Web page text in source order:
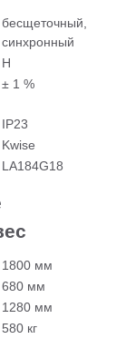
бесщеточный,
синхронный
H
± 1 %
IP23
Kwise
LA184G18
1800 мм
680 мм
1280 мм
580 кг